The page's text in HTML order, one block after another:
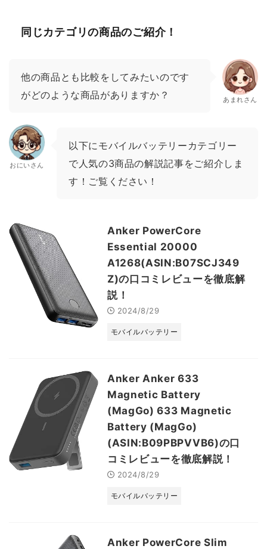
同じカテゴリの商品のご紹介！
他の商品とも比較をしてみたいのです
がどのような商品がありますか？
あまれさん
おにいさん
以下にモバイルバッテリーカテゴリー
で人気の3商品の解説記事をご紹介しま
す！ご覧ください！
Anker PowerCore
Essential 20000
A1268(ASIN:B07SCJ349
Z)の口コミレビューを徹底解
説！
2024/8/29
モバイルバッテリー
Anker Anker 633
Magnetic Battery
(MagGo) 633 Magnetic
Battery (MagGo)
(ASIN:B09PBPVVB6)の口
コミレビューを徹底解説！
2024/8/29
モバイルバッテリー
Anker PowerCore Slim